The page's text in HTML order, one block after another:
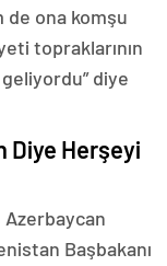
de ona komşu
topraklarının
diye
Diye Herşeyi
Azerbaycan
Başbakanı